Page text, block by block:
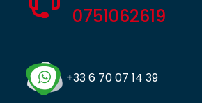
0751062619
+33 6 70 07 14 39